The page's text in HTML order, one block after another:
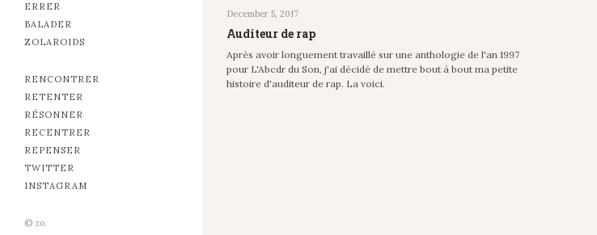
ERRER
BALADER
ZOLAROIDS
RENCONTRER
RETENTER
RÉSONNER
RECENTRER
REPENSER
TWITTER
INSTAGRAM
© zo.
December 5, 2017
Auditeur de rap
Après avoir longuement travaillé sur une anthologie de l'an 1997
pour L'Abcdr du Son, j'ai décidé de mettre bout à bout ma petite
histoire d'auditeur de rap. La voici.